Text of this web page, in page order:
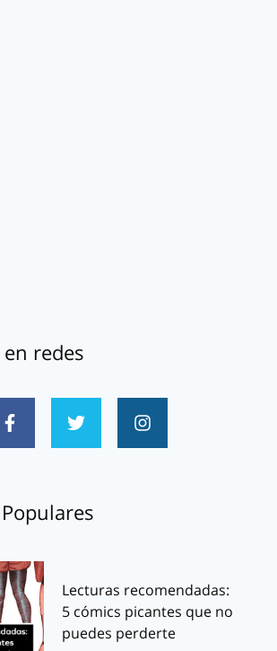
redes
Lecturas recomendadas:
5 cómics picantes que no
puedes perderte